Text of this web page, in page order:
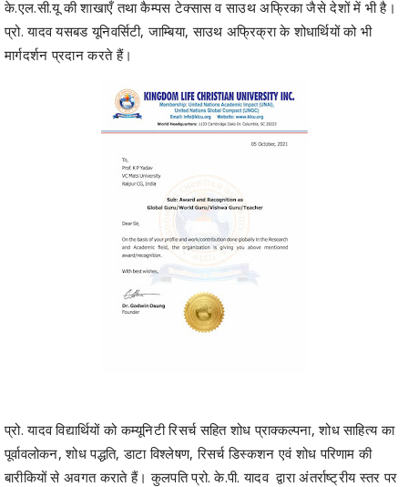
के.एल.सी.यू की शाखाएँ तथा कैम्पस टेक्सास व साउथ अफ्रिका जैसे देशों में भी है।
प्रो. यादव यसबड यूनिवर्सिटी, जाम्बिया, साउथ अफ्रिक्रा के शोधार्थियों को भी
मार्गदर्शन प्रदान करते हैं।
प्रो. यादव विद्यार्थियों को कम्यूनिटी रिसर्च सहित शोध प्राक्कल्पना, शोध साहित्य का
पूर्वावलोकन, शोध पद्धति, डाटा विश्लेषण, रिसर्च डिस्कशन एवं शोध परिणाम की
बारीकियों से अवगत कराते हैं। कुलपति प्रो. के.पी. यादव द्वारा अंतर्राष्ट्रीय स्तर पर